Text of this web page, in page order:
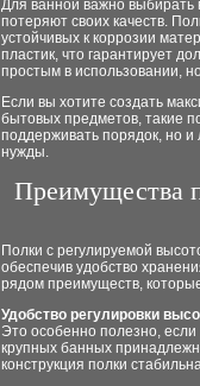
Для ванной важно выбирать
потеряют своих качеств.
устойчивых к коррозии
пластик, что гарантирует
простым в использовании,
Если вы хотите создать
бытовых предметов, такие
поддерживать порядок, но
нужды.
Преимущества
Полки с регулируемой
обеспечив удобство
рядом преимуществ,
Удобство регулировки
Это особенно полезно,
крупных банных
конструкция полки